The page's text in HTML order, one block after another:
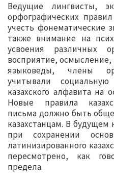
Ведущие лингвисты,
орфографических
учесть фонематические
также внимание на
усвоения различных
восприятие, осмысление,
языковеды, члены
учитывали
казахского алфавита на
Новые правила
письма должно быть
казахстанцам. В будущем
при сохранении
латинизированного
пересмотрено, как
предела.